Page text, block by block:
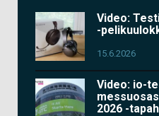
Video:
-
15.6.2026
Video: io-
2026 -